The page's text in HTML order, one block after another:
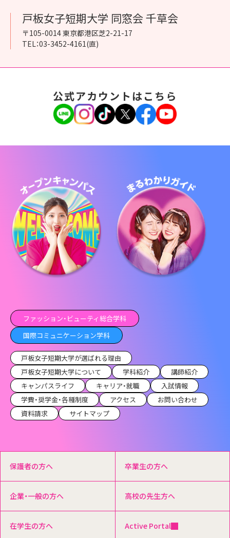
戸板女子短期大学 同窓会 千草会
〒105-0014 東京都港区芝2-21-17
TEL：03-3452-4161(直)
公式アカウントはこちら
ファッション・ビューティ総合学科
国際コミュニケーション学科
戸板女子短期大学が選ばれる理由
戸板女子短期大学について
学科紹介
講師紹介
キャンパスライフ
キャリア・就職
入試情報
学費・奨学金・各種制度
アクセス
お問い合わせ
資料請求
サイトマップ
保護者の方へ 卒業生の方へ
企業・一般の方へ 高校の先生方へ
在学生の方へ Active Portal